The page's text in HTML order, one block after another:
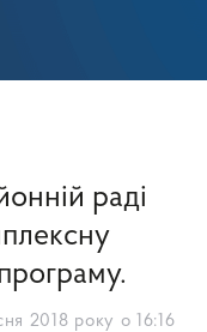
раді
2018 року о 16:16